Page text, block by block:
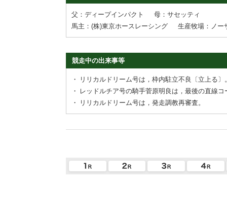
父：ディープインパクト
母：サセッティ
馬主：(株)東京ホースレーシング
生産牧場：ノー
競走中の出来事等
・
リリカルドリーム号は，枠内駐立不良〔立上る〕
・
レッドルチア号の騎手菅原明良は，最後の直線
・
リリカルドリーム号は，発走調教再審査。